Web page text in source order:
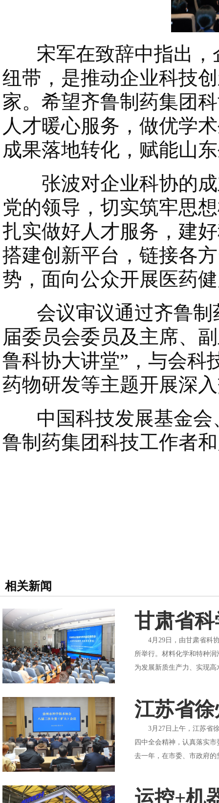
宋军在致辞中指出，
纽带，是推动企业科技
家。希望齐鲁制药集团
人才暖心服务，做优学
成果落地转化，赋能山
张波对企业科协的成
党的领导，切实筑牢思
扎实做好人才服务，建
搭建创新平台，链接各
势，面向公众开展医药
会议审议通过齐鲁制
届委员会委员及主席、
鲁科协大讲堂”，与会科
药物研发等主题开展深
中国科技发展基金会
鲁制药集团科技工作者
相关新闻
甘肃省
4月29日，由甘肃省科协
所举行。材料化学和特种
为发展新质生产力、实现
江苏省
3月27日上午，江苏省徐
四中全会精神，认真落实
去一年，在市委、市政府
运控+机